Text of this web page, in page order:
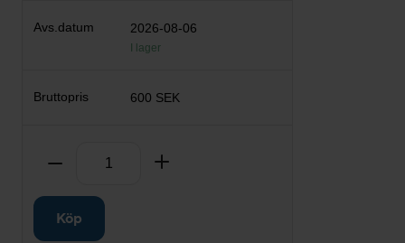
2026-08-06
I lager
600 SEK
Ta bort
Köp